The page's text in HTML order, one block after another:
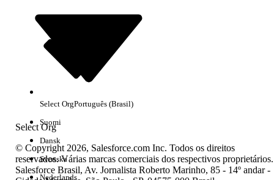
Sem resultados
Select Org
Select OrgPortuguês (Brasil)
Suomi
Dansk
Svenska
Nederlands
© Copyright 2026, Salesforce.com Inc. Todos os direitos
reservados. Várias marcas comerciais dos respectivos proprietários.
Salesforce Brasil, Av. Jornalista Roberto Marinho, 85 - 14º andar -